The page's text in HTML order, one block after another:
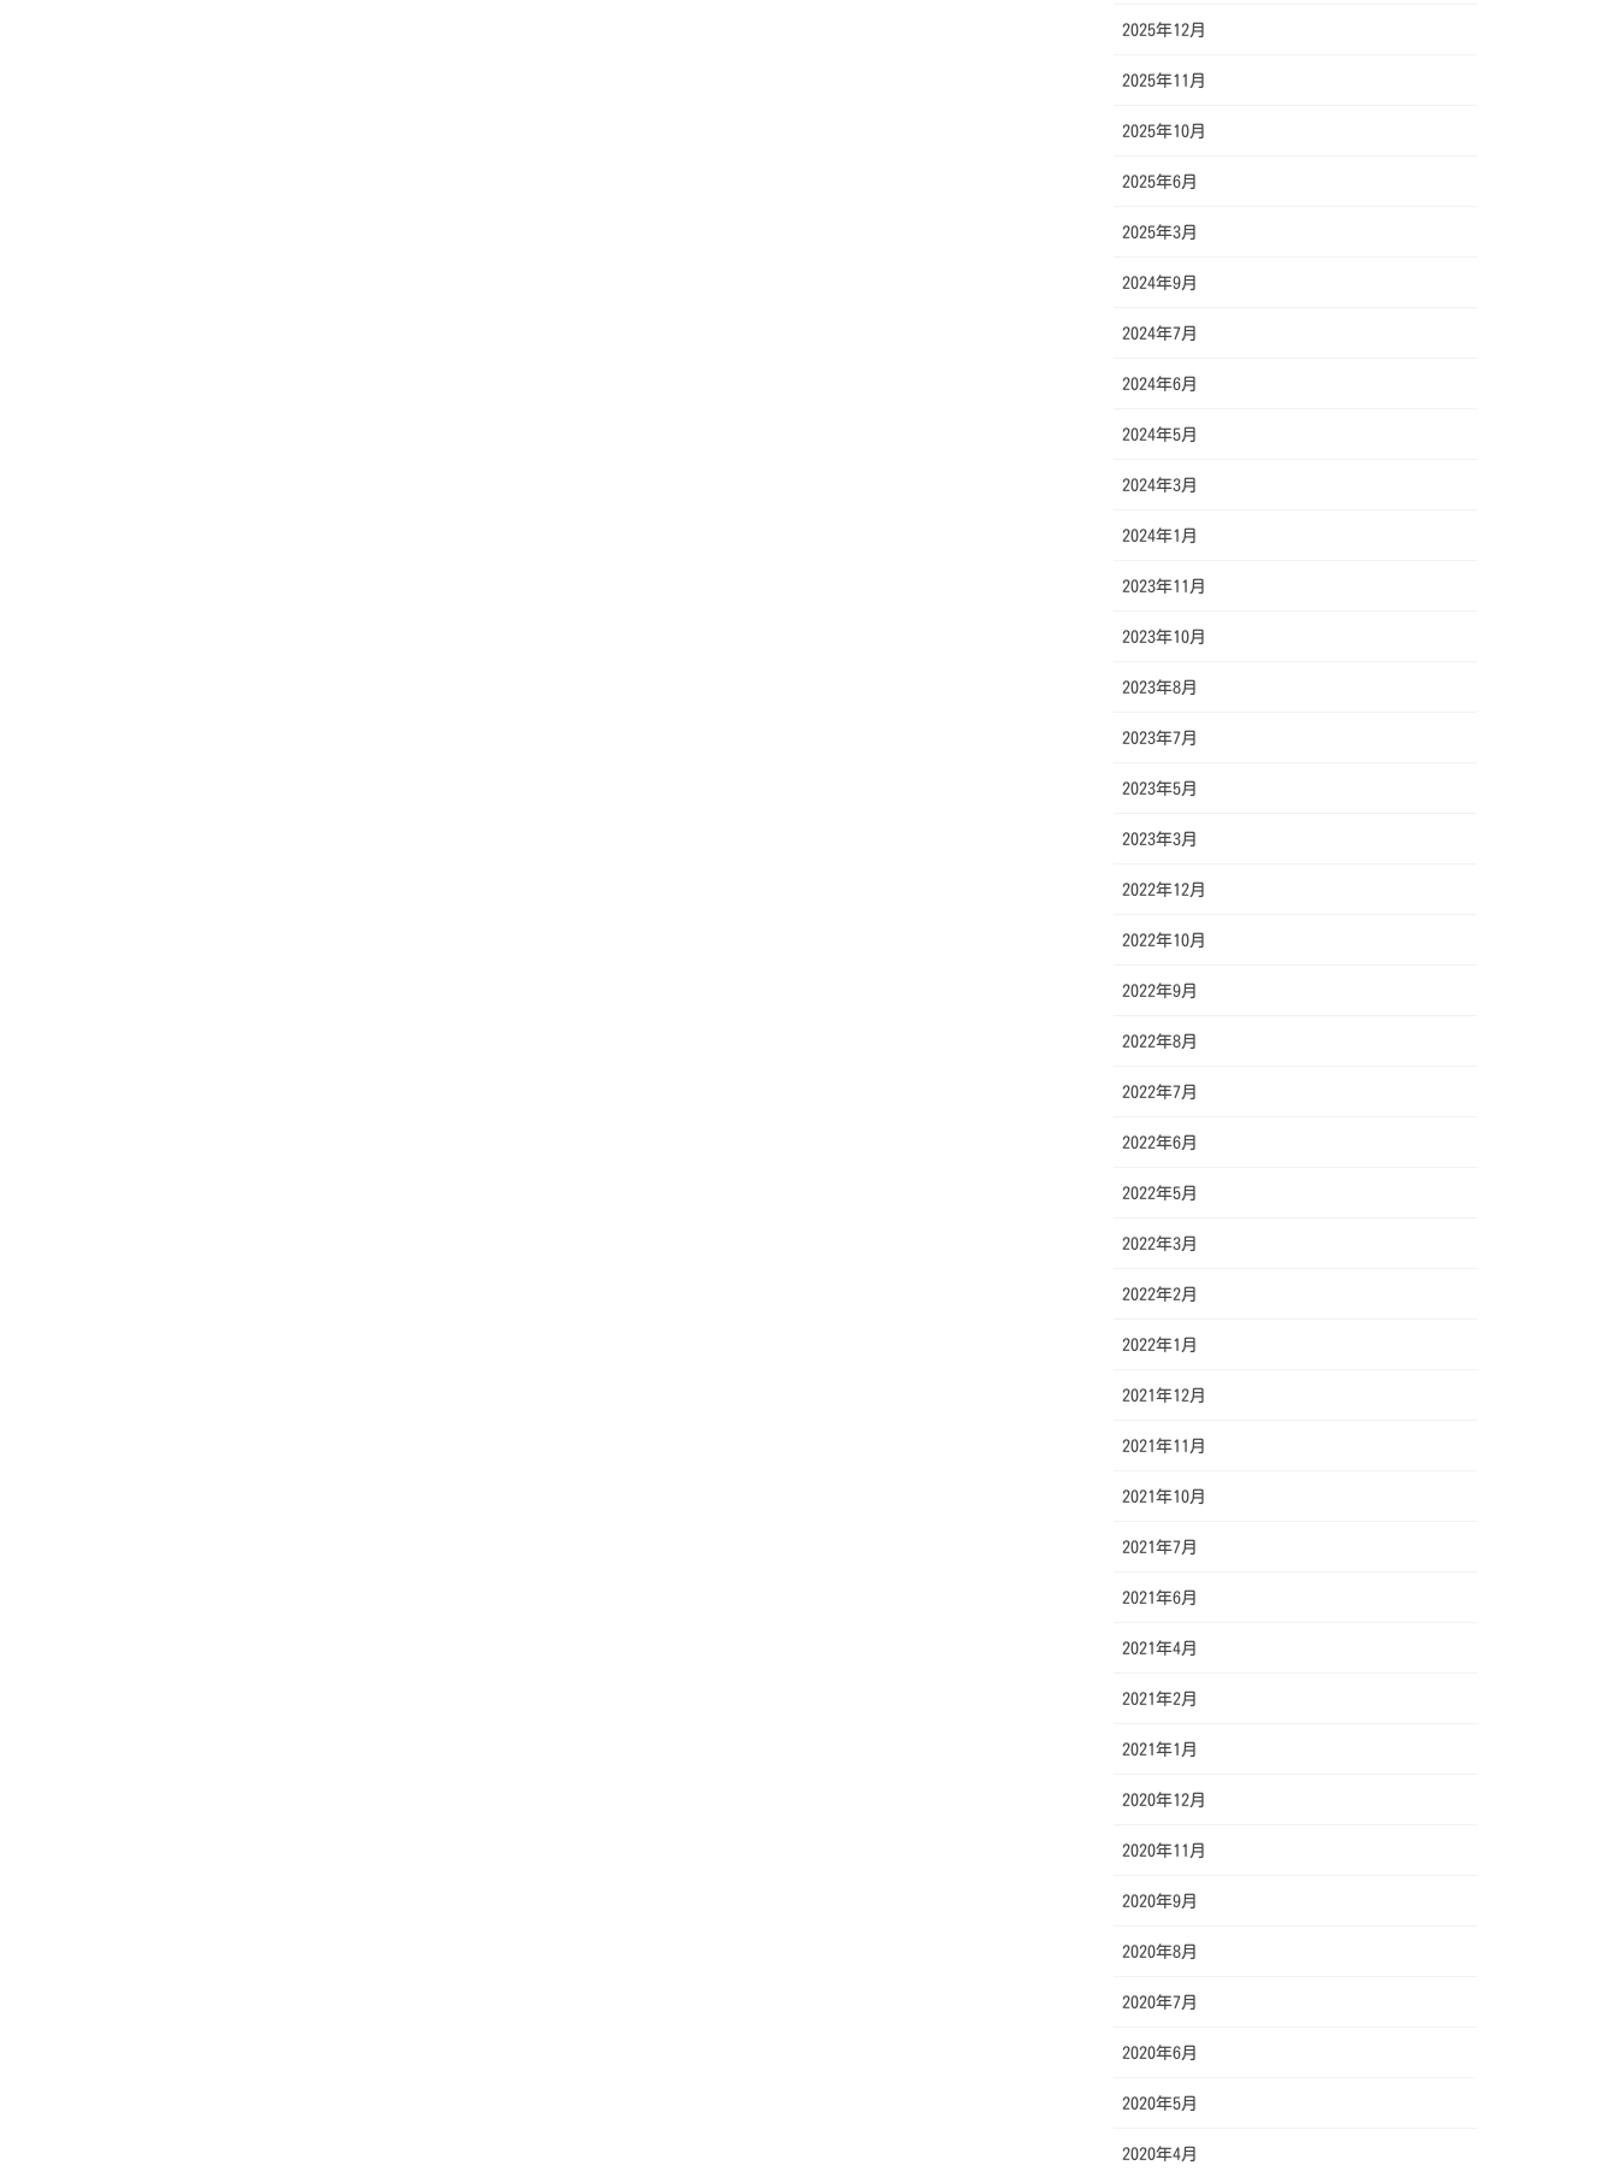
2025年12月
2025年11月
2025年10月
2025年6月
2025年3月
2024年9月
2024年7月
2024年6月
2024年5月
2024年3月
2024年1月
2023年11月
2023年10月
2023年8月
2023年7月
2023年5月
2023年3月
2022年12月
2022年10月
2022年9月
2022年8月
2022年7月
2022年6月
2022年5月
2022年3月
2022年2月
2022年1月
2021年12月
2021年11月
2021年10月
2021年7月
2021年6月
2021年4月
2021年2月
2021年1月
2020年12月
2020年11月
2020年9月
2020年8月
2020年7月
2020年6月
2020年5月
2020年4月